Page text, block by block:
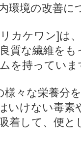
環境の改善に
カケワン]は
質な繊維を
を持っていま
々な栄養分
いけない毒素
着して、便と